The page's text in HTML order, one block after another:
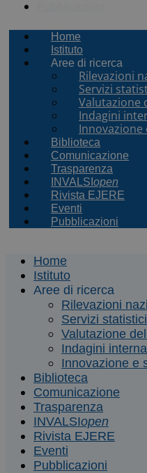
Home
Istituto
Aree di ricerca
Rilevazioni
Servizi
Valutazione
Indagini
Innovazione
Biblioteca
Comunicazione
Trasparenza
INVALSI open
Rivista EJERE
Eventi
Pubblicazioni
Home
Istituto
Aree di ricerca
Rilevazioni
Servizi
Valutazione
Indagini
Innovazione e
Biblioteca
Comunicazione
Trasparenza
INVALSIopen
Rivista EJERE
Eventi
Pubblicazioni